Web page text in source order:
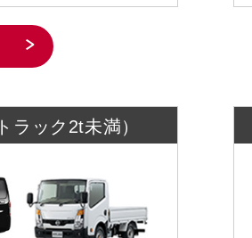
ラック2t未満）